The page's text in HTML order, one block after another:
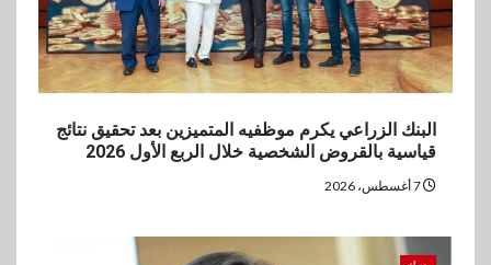
البنك الزراعي يكرم موظفيه المتميزين بعد تحقيق نتائج
قياسية بالقروض الشخصية خلال الربع الأول 2026